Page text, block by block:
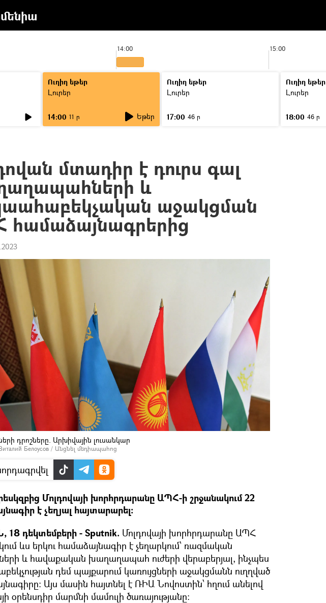
14:00 15:00
Ուղիղ եթեր
Լուրեր
14:00 11 ր Եթեր
Ուղիղ եթեր
Լուրեր
17:00 46 ր
Ուղիղ եթեր
Լուրեր
18:00 46 ր
մտադիր է դուրս գալ
և
աջակցման
համաձայնագրերից
դրոշները. Արխիվային լուսանկար
Белоусов / Անցնել մեդիապահոց
Մոլդովայի խորհրդարանը ԱՊՀ-ի շրջանակում 22
է չեղյալ հայտարարել։
18 դեկտեմբերի - Sputnik. Մոլդովայի խորհրդարանը ԱՊՀ
ևս երկու համաձայնագիր է չեղարկում՝ ռազմական
և հավաքական խաղաղապահ ուժերի վերաբերյալ, ինչպես
դեմ պայքարում կառույցների աջակցմանն ուղղված
Այս մասին հայտնել է ՌԻԱ Նովոստին՝ հղում անելով
օրենսդիր մարմնի մամուլի ծառայությանը։